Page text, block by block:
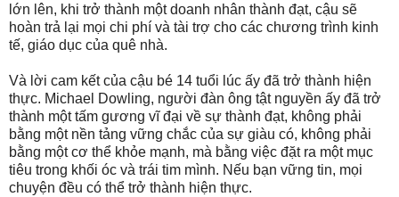
lớn lên, khi trở thành một doanh nhân thành đạt, cậu sẽ
hoàn trả lại mọi chi phí và tài trợ cho các chương trình kinh
tế, giáo dục của quê nhà.
Và lời cam kết của cậu bé 14 tuổi lúc ấy đã trở thành hiện
thực. Michael Dowling, người đàn ông tật nguyền ấy đã trở
thành một tấm gương vĩ đại về sự thành đạt, không phải
bằng một nền tảng vững chắc của sự giàu có, không phải
bằng một cơ thể khỏe mạnh, mà bằng việc đặt ra một mục
tiêu trong khối óc và trái tim mình. Nếu bạn vững tin, mọi
chuyện đều có thể trở thành hiện thực.